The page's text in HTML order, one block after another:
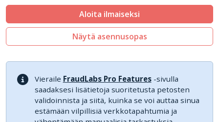
Ecwid by Lightspeed
Shopware
Sylius
Aloita ilmaiseksi
Näytä asennusopas
Vieraile FraudLabs Pro Features-sivulla
saadaksesi lisätietoja suoritetusta petosten
validoinnista ja siitä, kuinka se voi auttaa sinua
estämään vilpillisiä verkkotapahtumia ja